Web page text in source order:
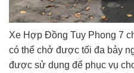
Xe Hợp Đồng Tuy Phong 7
có thể chở được tối đa bảy
được sử dụng để phục vụ